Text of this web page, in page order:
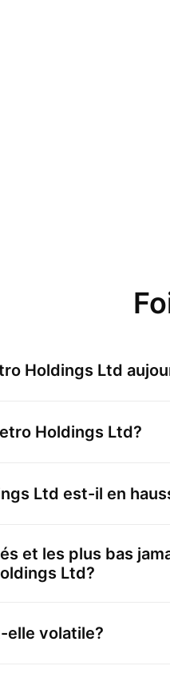
Holdings Ltd
Holdings Ltd?
Ltd est-il en
et les plus bas
Ltd?
elle volatile?